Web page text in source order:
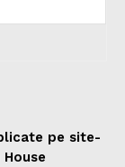
pe site-